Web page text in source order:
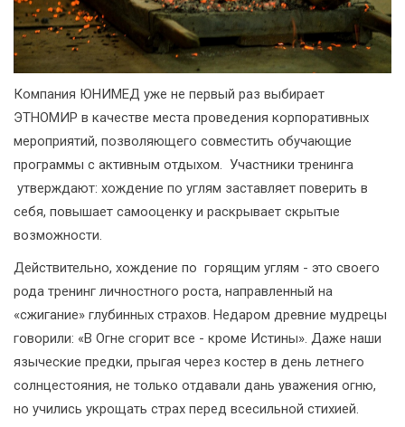
Компания ЮНИМЕД уже не первый раз выбирает
ЭТНОМИР в качестве места проведения корпоративных
мероприятий, позволяющего совместить обучающие
программы с активным отдыхом. Участники тренинга
утверждают: хождение по углям заставляет поверить в
себя, повышает самооценку и раскрывает скрытые
возможности.
Действительно, хождение по горящим углям - это своего
рода тренинг личностного роста, направленный на
«сжигание» глубинных страхов. Недаром древние мудрецы
говорили: «В Огне сгорит все - кроме Истины». Даже наши
языческие предки, прыгая через костер в день летнего
солнцестояния, не только отдавали дань уважения огню,
но учились укрощать страх перед всесильной стихией.